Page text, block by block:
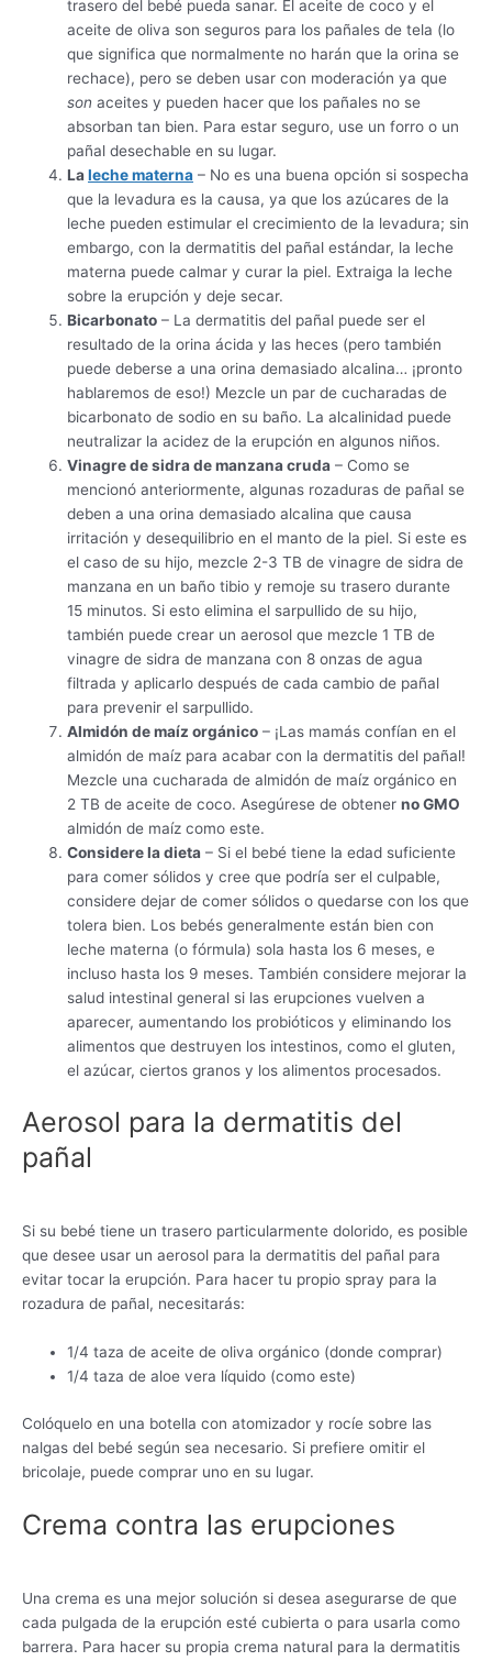
trasero del bebé pueda sanar. El aceite de coco y el
aceite de oliva son seguros para los pañales de tela (lo
que significa que normalmente no harán que la orina se
rechace), pero se deben usar con moderación ya que
son aceites y pueden hacer que los pañales no se
absorban tan bien. Para estar seguro, use un forro o un
pañal desechable en su lugar.
Laleche materna – No es una buena opción si sospecha
que la levadura es la causa, ya que los azúcares de la
leche pueden estimular el crecimiento de la levadura; sin
embargo, con la dermatitis del pañal estándar, la leche
materna puede calmar y curar la piel. Extraiga la leche
sobre la erupción y deje secar.
Bicarbonato – La dermatitis del pañal puede ser el
resultado de la orina ácida y las heces (pero también
puede deberse a una orina demasiado alcalina… ¡pronto
hablaremos de eso!) Mezcle un par de cucharadas de
bicarbonato de sodio en su baño. La alcalinidad puede
neutralizar la acidez de la erupción en algunos niños.
Vinagre de sidra de manzana cruda – Como se
mencionó anteriormente, algunas rozaduras de pañal se
deben a una orina demasiado alcalina que causa
irritación y desequilibrio en el manto de la piel. Si este es
el caso de su hijo, mezcle 2-3 TB de vinagre de sidra de
manzana en un baño tibio y remoje su trasero durante
15 minutos. Si esto elimina el sarpullido de su hijo,
también puede crear un aerosol que mezcle 1 TB de
vinagre de sidra de manzana con 8 onzas de agua
filtrada y aplicarlo después de cada cambio de pañal
para prevenir el sarpullido.
Almidón de maíz orgánico – ¡Las mamás confían en el
almidón de maíz para acabar con la dermatitis del pañal!
Mezcle una cucharada de almidón de maíz orgánico en
2 TB de aceite de coco. Asegúrese de obtenerno GMO
almidón de maíz como este.
Considere la dieta – Si el bebé tiene la edad suficiente
para comer sólidos y cree que podría ser el culpable,
considere dejar de comer sólidos o quedarse con los que
tolera bien. Los bebés generalmente están bien con
leche materna (o fórmula) sola hasta los 6 meses, e
incluso hasta los 9 meses. También considere mejorar la
salud intestinal general si las erupciones vuelven a
aparecer, aumentando los probióticos y eliminando los
alimentos que destruyen los intestinos, como el gluten,
el azúcar, ciertos granos y los alimentos procesados.
Aerosol para la dermatitis del
pañal
Si su bebé tiene un trasero particularmente dolorido, es posible
que desee usar un aerosol para la dermatitis del pañal para
evitar tocar la erupción. Para hacer tu propio spray para la
rozadura de pañal, necesitarás:
1/4 taza de aceite de oliva orgánico (donde comprar)
1/4 taza de aloe vera líquido (como este)
Colóquelo en una botella con atomizador y rocíe sobre las
nalgas del bebé según sea necesario. Si prefiere omitir el
bricolaje, puede comprar uno en su lugar.
Crema contra las erupciones
Una crema es una mejor solución si desea asegurarse de que
cada pulgada de la erupción esté cubierta o para usarla como
barrera. Para hacer su propia crema natural para la dermatitis